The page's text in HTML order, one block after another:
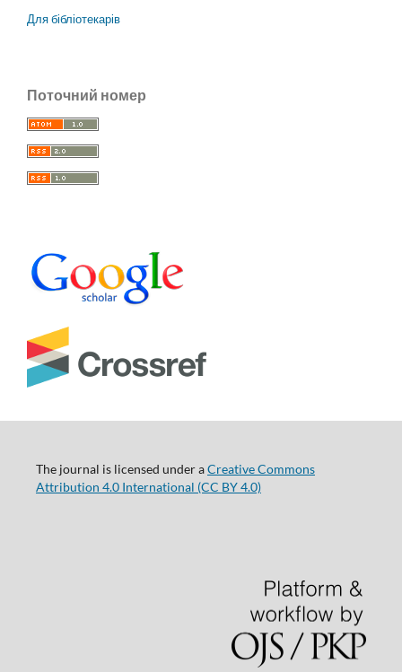
Для бібліотекарів
Поточний номер
The journal is licensed under aCreative Commons
Attribution 4.0 International (CC BY 4.0)